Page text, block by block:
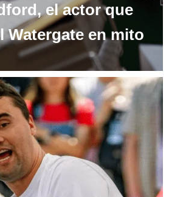
el actor que
Watergate en mito